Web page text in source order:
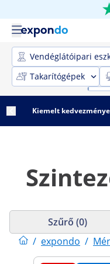
Vendéglátóipari
Takarítógépek
Kiemelt
/ expondo /
Szűrő (0)